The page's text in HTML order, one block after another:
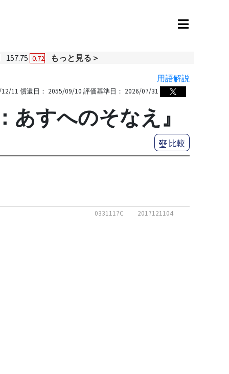
157.75 -0.72
もっと見る＞
用語解説
11 償還日： 2055/09/10 評価基準日： 2026/07/31
あすへのそなえ』
比較
0331117C 2017121104